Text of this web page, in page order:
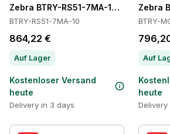
Zebra BTRY-RS51-7MA-10 Batteries
BTRY-RS51-7MA-10
864,22 €
Auf Lager
Kostenloser Versand
heute
Delivery in 3 days
Zebra
BTRY-
Auf
heute
Delivery